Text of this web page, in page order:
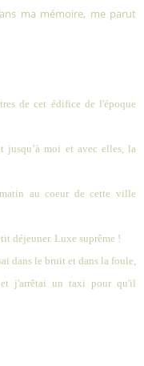
ma mémoire, me parut
de cet édifice de l'époque
jusqu’à moi et avec elles, la
au coeur de cette ville
déjeuner. Luxe suprême !
dans le bruit et dans la foule,
j'arrêtai un taxi pour qu'il